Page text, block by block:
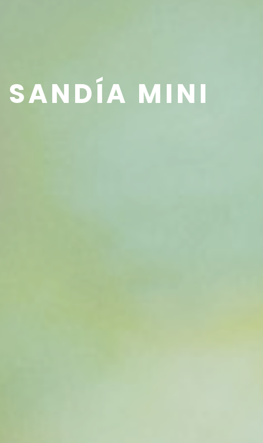
SANDÍA MINI